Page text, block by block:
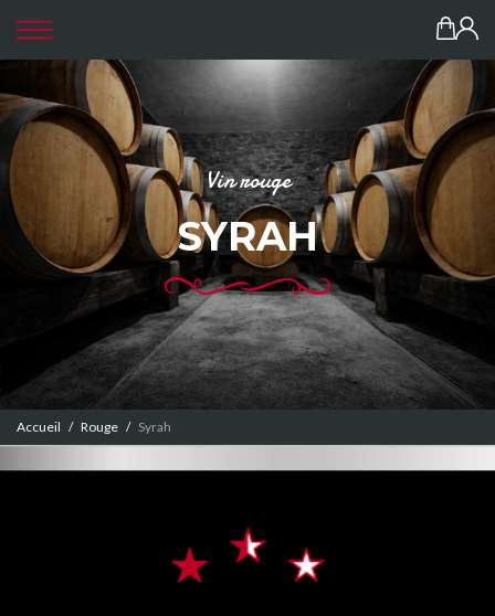
Vin rouge
SYRAH
Accueil / Rouge / Syrah